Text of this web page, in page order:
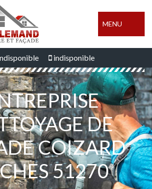
MENU
indisponible
DE
COIZARD
51270